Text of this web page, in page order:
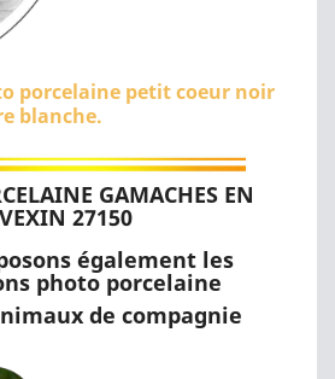
porcelaine petit coeur noir
blanche.
GAMACHES EN
VEXIN 27150
également les
photo porcelaine
de compagnie